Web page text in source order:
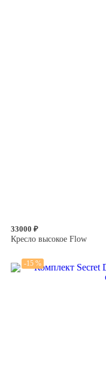
33000 ₽
Кресло высокое Flow
-15 %